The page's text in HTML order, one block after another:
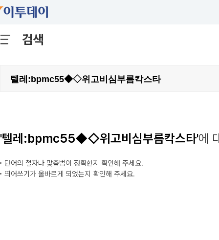
검색
'텔레:bpmc55◆◇위고비심부름칵스타'에
단어의 철자나 맞춤법이 정확한지 확인해 주세요.
띄어쓰기가 올바르게 되었는지 확인해 주세요.